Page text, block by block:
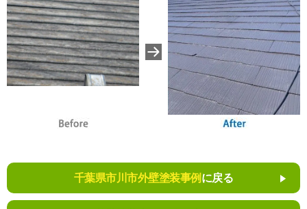
千葉県市川市外壁塗装事例 に戻る